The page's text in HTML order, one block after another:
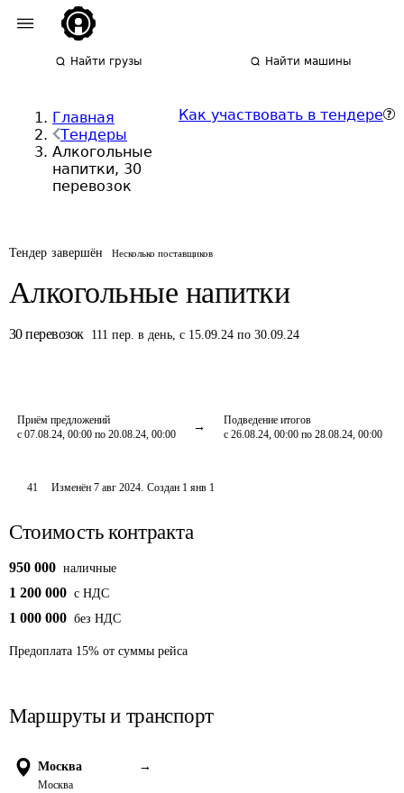
Найти грузы Найти машины
Главная
Тендеры
Алкогольные
напитки, 30
перевозок
Как участвовать в тендере
Тендер завершён Несколько поставщиков
Алкогольные напитки
30 перевозок 111 пер. в день, с 15.09.24 по 30.09.24
Приём предложений
с 07.08.24, 00:00 по 20.08.24, 00:00
Подведение итогов
с 26.08.24, 00:00 по 28.08.24, 00:00
41 Изменён7 авг 2024. Создан 1 янв 1
Стоимость контракта
950 000 наличные
1 200 000 c НДС
1 000 000 без НДС
Предоплата 15% от суммы рейса
Маршруты и транспорт
Москва →
Москва